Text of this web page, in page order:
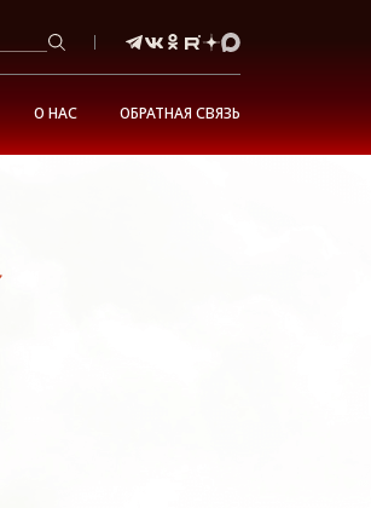
О НАС ОБРАТНАЯ СВЯЗЬ